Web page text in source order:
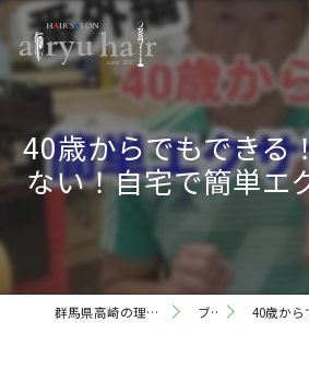
40歳からでもできる
ない！自宅で簡単エ
群馬県高崎の理容室ならairyu hair ブログ 40歳からでもでき